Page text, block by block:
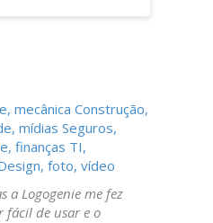
mecânica Construção,
mídias Seguros,
finanças TI,
foto, vídeo
a Logogenie me fez
fácil de usar e o